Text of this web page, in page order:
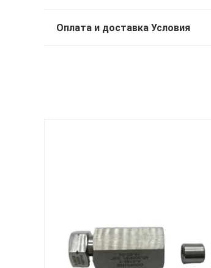
Оплата и доставка Условия